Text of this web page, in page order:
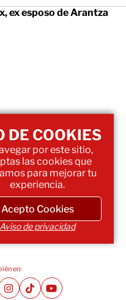
ex esposo de Arantza
en:
DE COOKIES
por este sitio,
las cookies que
para mejorar tu
experiencia.
Acepto Cookies
Aviso de privacidad